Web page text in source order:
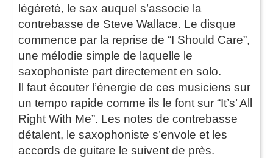
légèreté, le sax auquel s’associe la
contrebasse de Steve Wallace. Le disque
commence par la reprise de “I Should Care”,
une mélodie simple de laquelle le
saxophoniste part directement en solo.
Il faut écouter l’énergie de ces musiciens sur
un tempo rapide comme ils le font sur “It’s’ All
Right With Me”. Les notes de contrebasse
détalent, le saxophoniste s’envole et les
accords de guitare le suivent de près.